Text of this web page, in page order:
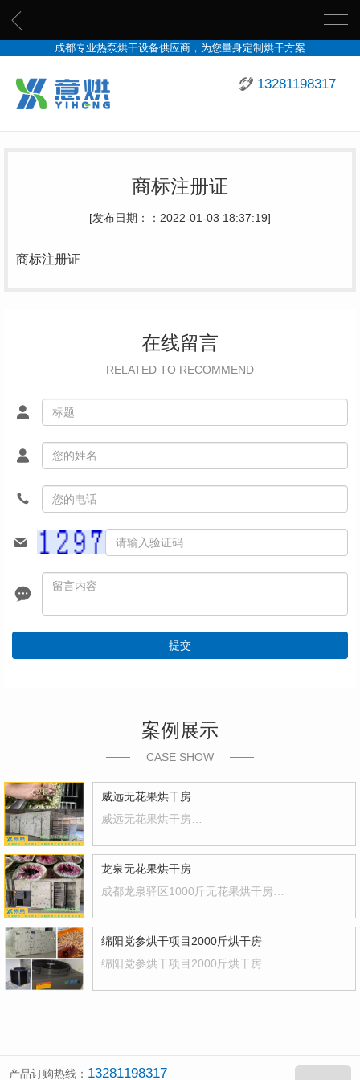
成都专业热泵烘干设备供应商，为您量身定制烘干方案
13281198317
商标注册证
[发布日期：：2022-01-03 18:37:19]
商标注册证
在线留言
RELATED TO RECOMMEND
提交
案例展示
CASE SHOW
威远无花果烘干房
威远无花果烘干房
龙泉无花果烘干房
成都龙泉驿区1000斤无花果烘干房
绵阳党参烘干项目2000斤烘干房
绵阳党参烘干项目2000斤烘干房
产品订购热线： 13281198317